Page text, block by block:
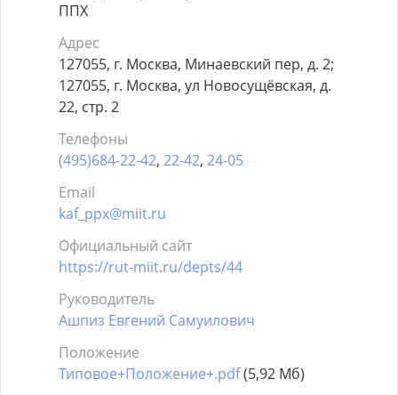
ППХ
Адрес
127055, г. Москва, Минаевский пер, д. 2;
127055, г. Москва, ул Новосущёвская, д.
22, стр. 2
Телефоны
(495)684-22-42, 22-42, 24-05
Email
kaf_ppx@miit.ru
Официальный сайт
https://rut-miit.ru/depts/44
Руководитель
Ашпиз Евгений Самуилович
Положение
Типовое+Положение+.pdf(5,92 Мб)